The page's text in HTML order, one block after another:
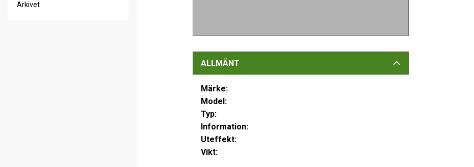
ALLMÄNT
Märke:
Model:
Typ:
Information:
Uteffekt:
Vikt:
Arkivet